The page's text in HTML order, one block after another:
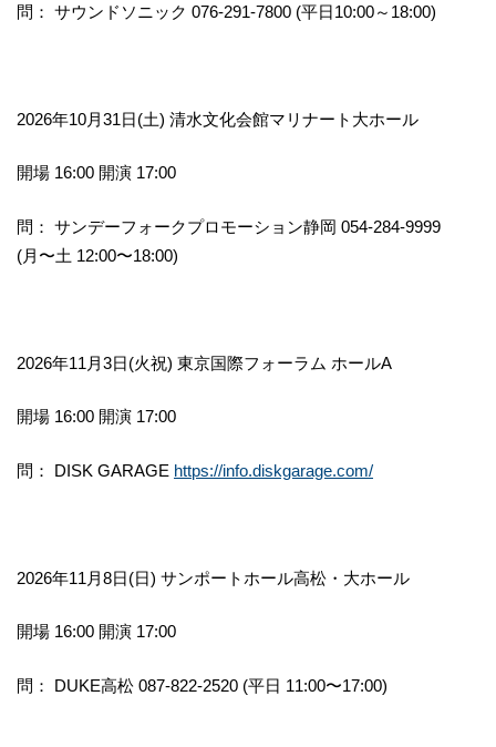
問： サウンドソニック 076-291-7800 (平日10:00～18:00)
2026年10月31日(土) 清水文化会館マリナート大ホール
開場 16:00 開演 17:00
問： サンデーフォークプロモーション静岡 054-284-9999
(月〜土 12:00〜18:00)
2026年11月3日(火祝) 東京国際フォーラム ホールA
開場 16:00 開演 17:00
問： DISK GARAGE https://info.diskgarage.com/
2026年11月8日(日) サンポートホール高松・大ホール
開場 16:00 開演 17:00
問： DUKE高松 087-822-2520 (平日 11:00〜17:00)